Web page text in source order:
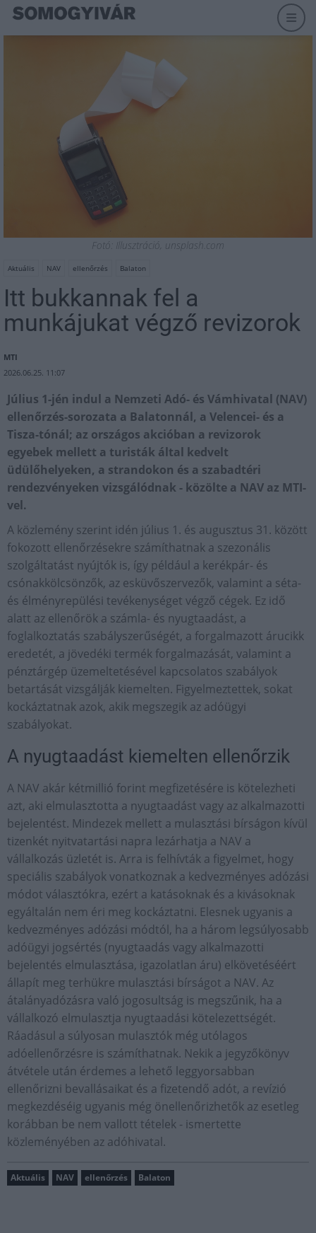
Fotó: Illusztráció, unsplash.com
Aktuális NAV ellenőrzés Balaton
Itt bukkannak fel a
munkájukat végző revizorok
MTI
2026.06.25. 11:07
Július 1-jén indul a Nemzeti Adó- és Vámhivatal (NAV)
ellenőrzés-sorozata a Balatonnál, a Velencei- és a
Tisza-tónál; az országos akcióban a revizorok
egyebek mellett a turisták által kedvelt
üdülőhelyeken, a strandokon és a szabadtéri
rendezvényeken vizsgálódnak - közölte a NAV az MTI-
vel.
A közlemény szerint idén július 1. és augusztus 31. között
fokozott ellenőrzésekre számíthatnak a szezonális
szolgáltatást nyújtók is, így például a kerékpár- és
csónakkölcsönzők, az esküvőszervezők, valamint a séta-
és élményrepülési tevékenységet végző cégek. Ez idő
alatt az ellenőrök a számla- és nyugtaadást, a
foglalkoztatás szabályszerűségét, a forgalmazott árucikk
eredetét, a jövedéki termék forgalmazását, valamint a
pénztárgép üzemeltetésével kapcsolatos szabályok
betartását vizsgálják kiemelten. Figyelmeztettek, sokat
kockáztatnak azok, akik megszegik az adóügyi
szabályokat.
A nyugtaadást kiemelten ellenőrzik
A NAV akár kétmillió forint megfizetésére is kötelezheti
azt, aki elmulasztotta a nyugtaadást vagy az alkalmazotti
bejelentést. Mindezek mellett a mulasztási bírságon kívül
tizenkét nyitvatartási napra lezárhatja a NAV a
vállalkozás üzletét is. Arra is felhívták a figyelmet, hogy
speciális szabályok vonatkoznak a kedvezményes adózási
módot választókra, ezért a katásoknak és a kivásoknak
egyáltalán nem éri meg kockáztatni. Elesnek ugyanis a
kedvezményes adózási módtól, ha a három legsúlyosabb
adóügyi jogsértés (nyugtaadás vagy alkalmazotti
bejelentés elmulasztása, igazolatlan áru) elkövetéséért
állapít meg terhükre mulasztási bírságot a NAV. Az
átalányadózásra való jogosultság is megszűnik, ha a
vállalkozó elmulasztja nyugtaadási kötelezettségét.
Ráadásul a súlyosan mulasztók még utólagos
adóellenőrzésre is számíthatnak. Nekik a jegyzőkönyv
átvétele után érdemes a lehető leggyorsabban
ellenőrizni bevallásaikat és a fizetendő adót, a revízió
megkezdéséig ugyanis még önellenőrizhetők az esetleg
korábban be nem vallott tételek - ismertette
közleményében az adóhivatal.
Aktuális NAV ellenőrzés Balaton